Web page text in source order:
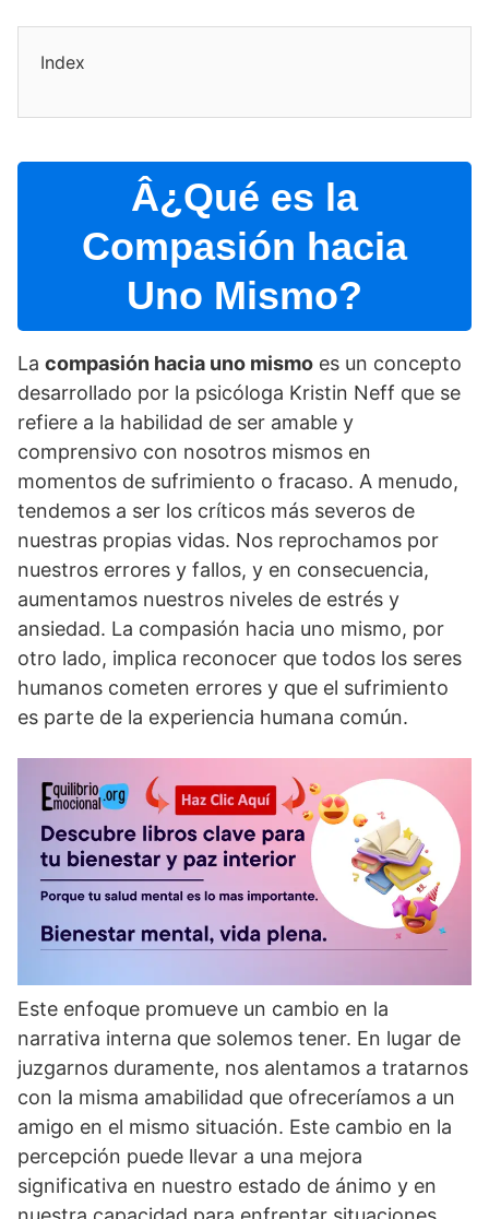
Index
Â¿Qué es la
Compasión hacia
Uno Mismo?
La compasión hacia uno mismo es un concepto
desarrollado por la psicóloga Kristin Neff que se
refiere a la habilidad de ser amable y
comprensivo con nosotros mismos en
momentos de sufrimiento o fracaso. A menudo,
tendemos a ser los crí­ticos más severos de
nuestras propias vidas. Nos reprochamos por
nuestros errores y fallos, y en consecuencia,
aumentamos nuestros niveles de estrés y
ansiedad. La compasión hacia uno mismo, por
otro lado, implica reconocer que todos los seres
humanos cometen errores y que el sufrimiento
es parte de la experiencia humana común.
Este enfoque promueve un cambio en la
narrativa interna que solemos tener. En lugar de
juzgarnos duramente, nos alentamos a tratarnos
con la misma amabilidad que ofrecerí­amos a un
amigo en el mismo situación. Este cambio en la
percepción puede llevar a una mejora
significativa en nuestro estado de ánimo y en